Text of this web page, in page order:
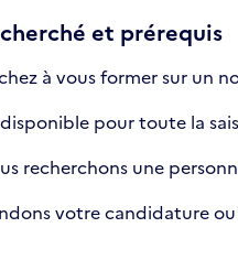
et prérequis
à vous former sur un
pour toute la
recherchons une
votre candidature